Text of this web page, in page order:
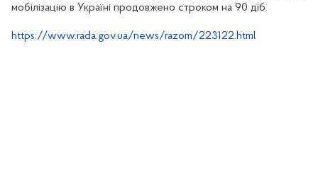
мобілізацію в Україні продовжено строком на 90 діб.
https://www.rada.gov.ua/news/razom/223122.html